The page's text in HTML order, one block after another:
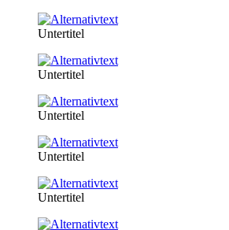
Untertitel
Untertitel
Untertitel
Untertitel
Untertitel